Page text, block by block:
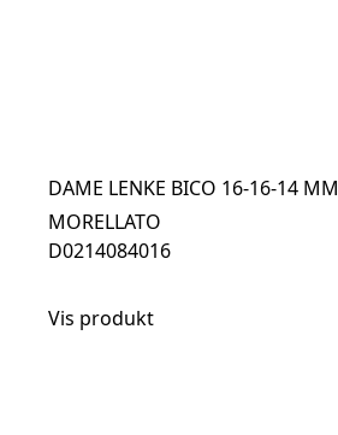
DAME LENKE BICO 16-16-14 MM
MORELLATO
D0214084016
Vis produkt